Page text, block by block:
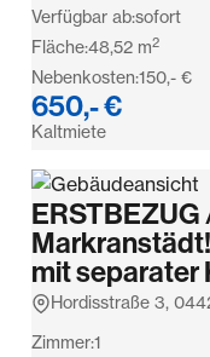
Verfügbar ab:sofort
Fläche:48,52 m2
Nebenkosten:150,- €
650,- €
Kaltmiete
ERSTBEZUG
mit separater
Hordisstraße 3,
Zimmer:1